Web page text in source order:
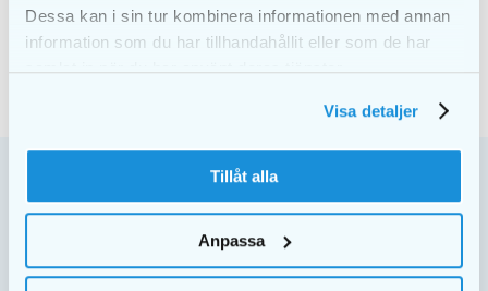
Dessa kan i sin tur kombinera informationen med annan
information som du har tillhandahållit eller som de har
samlat in när du har använt deras tjänster.
Visa detaljer
Tillåt alla
Anpassa
Postiosoite: EKULF AB | Box 11101 600 11 Norrköping,
Sverige